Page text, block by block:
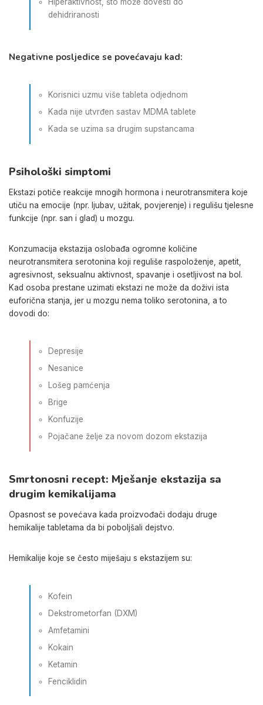
dehidriranosti
Negativne posljedice se povećavaju kad:
Korisnici uzmu više tableta odjednom
Kada nije utvrđen sastav MDMA tablete
Kada se uzima sa drugim supstancama
Psihološki simptomi
Ekstazi potiče reakcije mnogih hormona i neurotransmitera koje
utiču na emocije (npr. ljubav, užitak, povjerenje) i regulišu tjelesne
funkcije (npr. san i glad) u mozgu.
Konzumacija ekstazija oslobađa ogromne količine
neurotransmitera serotonina koji reguliše raspoloženje, apetit,
agresivnost, seksualnu aktivnost, spavanje i osetljivost na bol.
Kad osoba prestane uzimati ekstazi ne može da doživi ista
euforična stanja, jer u mozgu nema toliko serotonina, a to
dovodi do:
Depresije
Nesanice
Lošeg pamćenja
Brige
Konfuzije
Pojačane želje za novom dozom ekstazija
Smrtonosni recept: Mješanje ekstazija sa
drugim kemikalijama
Opasnost se povećava kada proizvođači dodaju druge
hemikalije tabletama da bi poboljšali dejstvo.
Hemikalije koje se često miješaju s ekstazijem su:
Kofein
Dekstrometorfan (DXM)
Amfetamini
Kokain
Ketamin
Fenciklidin